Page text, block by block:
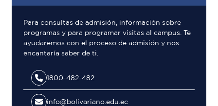
Para consultas de admisión, información sobre
programas y para programar visitas al campus. Te
ayudaremos con el proceso de admisión y nos
encantaría saber de ti.
1800-482-482
info@bolivariano.edu.ec